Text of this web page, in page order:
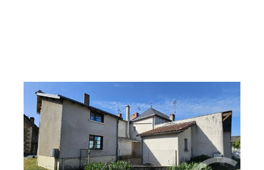
ARCHIGNY 86
103 m2, 4 pièces
Ref : 11774
Maison à vendre
79 900 €